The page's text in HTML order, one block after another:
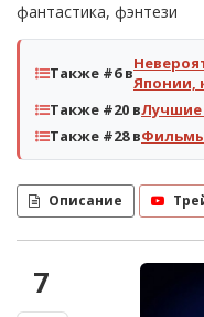
фантастика, фэнтези
Также #6 вЯпонии,
Также #20 вЛучшие
Также #28 в
Описание
7